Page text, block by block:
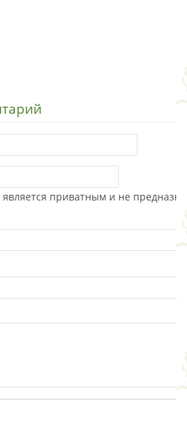
является приватным и не